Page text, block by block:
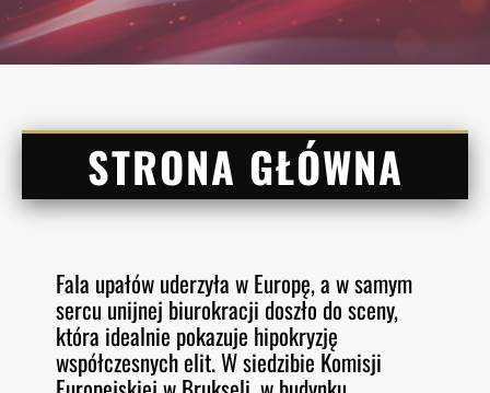
STRONA GŁÓWNA
Fala upałów uderzyła w Europę, a w samym
sercu unijnej biurokracji doszło do sceny,
która idealnie pokazuje hipokryzję
współczesnych elit. W siedzibie Komisji